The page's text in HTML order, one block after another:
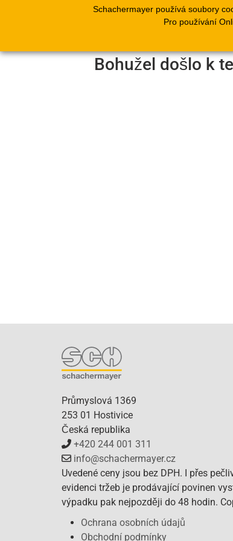
Schachermayer používá soubory
Pro používání
Produkty
Bohužel došlo k
Průmyslová 1369
253 01 Hostivice
Česká republika
+420 244 001 311
info@schachermayer.cz
Uvedené ceny jsou bez DPH. I přes
evidenci tržeb je prodávající povinen
výpadku pak nejpozději do 48 hodin.
Ochrana osobních údajů
Obchodní podmínky